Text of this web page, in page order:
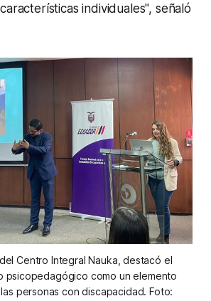
individuales", señaló
Centro Integral Nauka, destacó el
psicopedagógico como un elemento
personas con discapacidad. Foto: